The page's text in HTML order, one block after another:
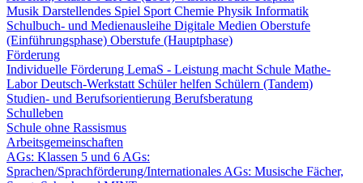
Musik Darstellendes Spiel Sport Chemie Physik Informatik
Schulbuch- und Medienausleihe Digitale Medien Oberstufe
(Einführungsphase) Oberstufe (Hauptphase)
Förderung
Individuelle Förderung LemaS - Leistung macht Schule Mathe-
LaborDeutsch-Werkstatt Schüler helfen Schülern (Tandem)
Studien- und Berufsorientierung Berufsberatung
Schulleben
Schule ohne Rassismus
Arbeitsgemeinschaften
AGs: Klassen 5 und 6 AGs:
Sprachen/Sprachförderung/Internationales AGs: Musische Fächer,